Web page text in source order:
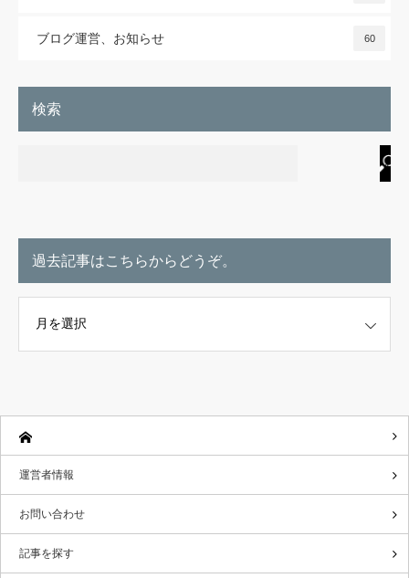
ブログ運営、お知らせ 60
検索
過去記事はこちらからどうぞ。
運営者情報
お問い合わせ
記事を探す